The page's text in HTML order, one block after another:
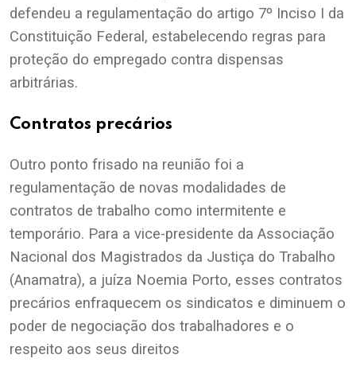
defendeu a regulamentação do artigo 7º Inciso I da
Constituição Federal, estabelecendo regras para
proteção do empregado contra dispensas
arbitrárias.
Contratos precários
Outro ponto frisado na reunião foi a
regulamentação de novas modalidades de
contratos de trabalho como intermitente e
temporário. Para a vice-presidente da Associação
Nacional dos Magistrados da Justiça do Trabalho
(Anamatra), a juíza Noemia Porto, esses contratos
precários enfraquecem os sindicatos e diminuem o
poder de negociação dos trabalhadores e o
respeito aos seus direitos